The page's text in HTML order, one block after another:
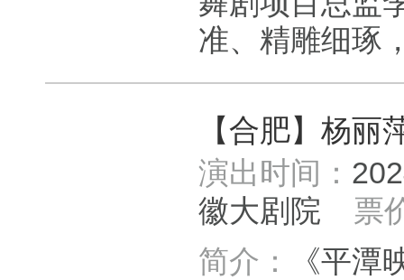
准、精雕细琢
【合肥】杨
演出时间：
徽大剧院 票
简介：
《平